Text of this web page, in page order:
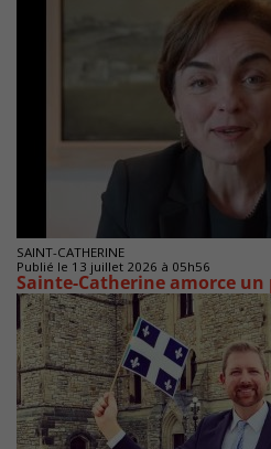
SAINT-CATHERINE
Publié le 13 juillet 2026 à 05h56
Sainte-Catherine amorce